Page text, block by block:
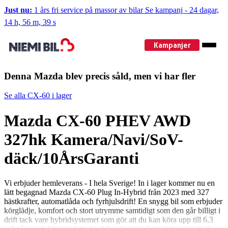
Just nu: 1 års fri service på massor av bilar Se kampanj - 24 dagar,
14 h, 56 m, 38 s
Kampanjer
Denna Mazda blev precis såld, men vi har fler
Se alla CX-60 i lager
Mazda CX-60 PHEV AWD
327hk Kamera/Navi/SoV-
däck/10ÅrsGaranti
Vi erbjuder hemleverans - I hela Sverige! In i lager kommer nu en
lätt begagnad Mazda CX-60 Plug In-Hybrid från 2023 med 327
hästkrafter, automatlåda och fyrhjulsdrift! En snygg bil som erbjuder
körglädje, komfort och stort utrymme samtidigt som den går billigt i
drift tack vare hybridsystemet som gör att du kan köra upp till 6,3